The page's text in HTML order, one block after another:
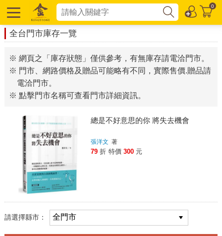
0
全台門市庫存一覽
※ 網頁之「庫存狀態」僅供參考，有無庫存請電洽門市。
※ 門市、網路價格及贈品可能略有不同，實際售價.贈品請
電洽門市。
※ 點擊門市名稱可查看門市詳細資訊。
總是不好意思的你 將失去機會
張洋文 著
79 折 特價 300 元
請選擇縣市：